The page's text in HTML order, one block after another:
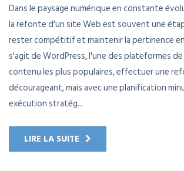
Dans le paysage numérique en constante
la refonte d'un site Web est souvent une
rester compétitif et maintenir la pertinence
s'agit de WordPress, l'une des plateformes
contenu les plus populaires, effectuer une
décourageant, mais avec une planification
exécution stratég...
LIRE LA SUITE